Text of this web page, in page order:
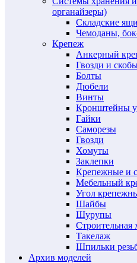
органайзеры)
Складские
Чемоданы,
Крепеж
Анкерный
Гвозди и
Болты
Дюбели
Винты
Кронштейны
Гайки
Саморезы
Гвозди
Хомуты
Заклепки
Крепежные и
Мебельный
Угол
Шайбы
Шурупы
Строительная
Такелаж
Шпильки
Архив моделей